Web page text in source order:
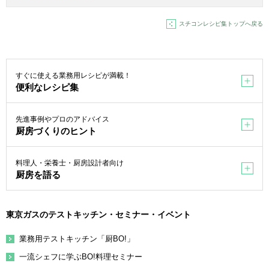
スチコンレシピ集トップへ戻る
すぐに使える業務用レシピが満載！
便利なレシピ集
先進事例やプロのアドバイス
厨房づくりのヒント
料理人・栄養士・厨房設計者向け
厨房を語る
東京ガスのテストキッチン・セミナー・イベント
業務用テストキッチン「厨BO!」
一流シェフに学ぶBO!料理セミナー